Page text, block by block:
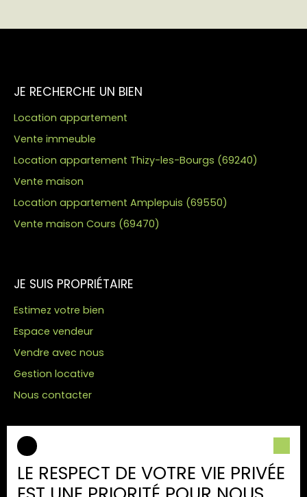
JE RECHERCHE UN BIEN
Location appartement
Vente immeuble
Location appartement Thizy-les-Bourgs (69240)
Vente maison
Location appartement Amplepuis (69550)
Vente maison Cours (69470)
JE SUIS PROPRIÉTAIRE
Estimez votre bien
Espace vendeur
Vendre avec nous
Gestion locative
Nous contacter
INFORMATIONS
Nos honoraires
LE RESPECT DE VOTRE VIE PRIVÉE